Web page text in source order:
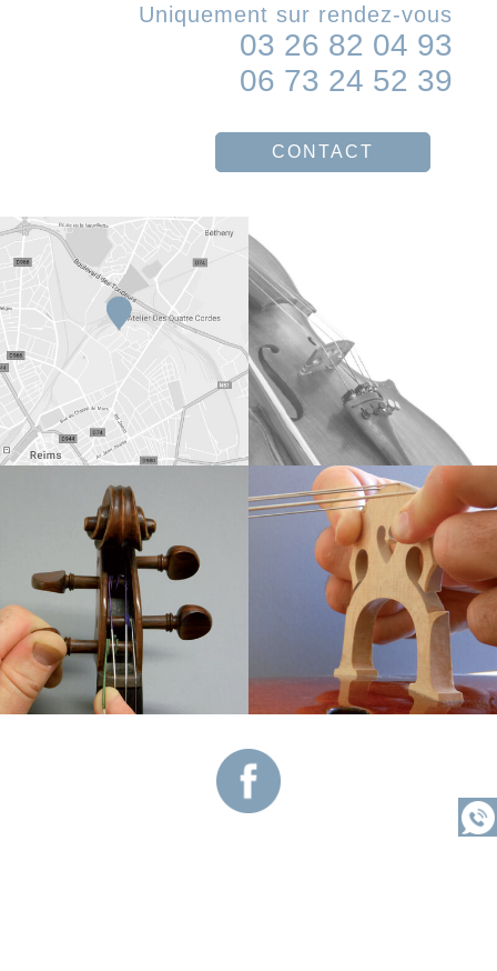
Uniquement sur rendez-vous
03 26 82 04 93
06 73 24 52 39
CONTACT